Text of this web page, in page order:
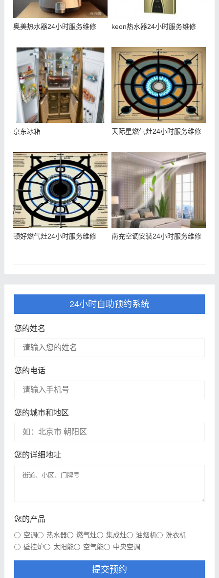
奥美热水器24小时服务维修 keon热水器24小时服务维修
京东冰箱 天际星燃气灶24小时服务维修
顿好燃气灶24小时服务维修 南充空调安装24小时服务维修
24小时自助预约系统
您的姓名
您的电话
您的城市和地区
您的详细地址
您的产品
空调 热水器 燃气灶 集成灶 油烟机
洗衣机
壁挂炉
太阳能 空气能 中央空调
提交预约